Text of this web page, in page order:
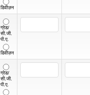
डिवीज़न
ग्रेड/
सी.जी.
पी.ए.
डिवीज़न
ग्रेड/
सी.जी.
पी.ए.